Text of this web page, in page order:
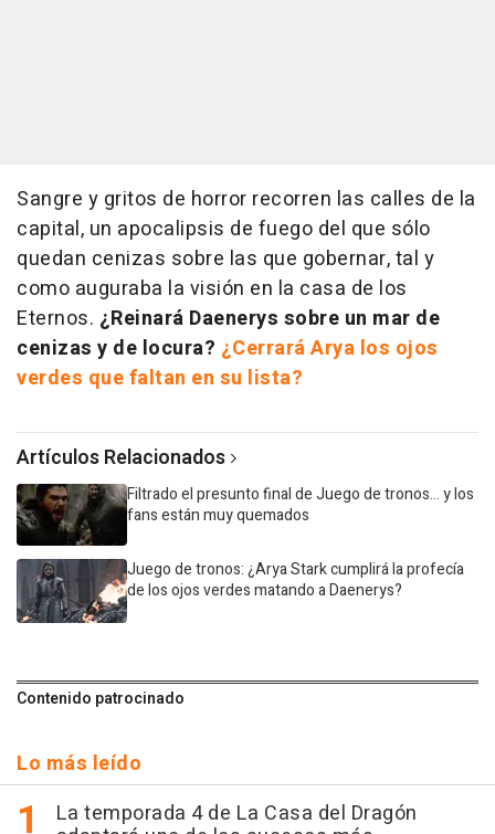
Sangre y gritos de horror recorren las calles de la
capital, un apocalipsis de fuego del que sólo
quedan cenizas sobre las que gobernar, tal y
como auguraba la visión en la casa de los
Eternos. ¿Reinará Daenerys sobre un mar de
cenizas y de locura? ¿Cerrará Arya los ojos
verdes que faltan en su lista?
Artículos Relacionados
Filtrado el presunto final de Juego de tronos... y los
fans están muy quemados
Juego de tronos: ¿Arya Stark cumplirá la profecía
de los ojos verdes matando a Daenerys?
Contenido patrocinado
Lo más leído
La temporada 4 de La Casa del Dragón